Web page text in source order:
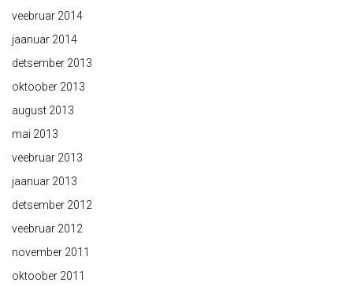
veebruar 2014
jaanuar 2014
detsember 2013
oktoober 2013
august 2013
mai 2013
veebruar 2013
jaanuar 2013
detsember 2012
veebruar 2012
november 2011
oktoober 2011